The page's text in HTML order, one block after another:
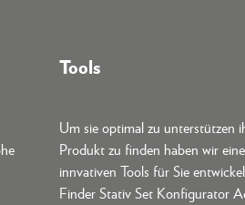
Tools
Um sie optimal zu unterstützen
Produkt zu finden haben wir
innvativen Tools für Sie
Finder Stativ Set Konfigurator